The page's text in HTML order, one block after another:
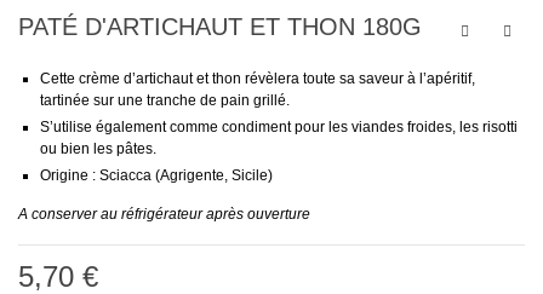
PATÉ D'ARTICHAUT ET THON 180G
Cette crème d’artichaut et thon révèlera toute sa saveur à l’apéritif,
tartinée sur une tranche de pain grillé.
S’utilise également comme condiment pour les viandes froides, les risotti
ou bien les pâtes.
Origine : Sciacca (Agrigente, Sicile)
A conserver au réfrigérateur après ouverture
5,70 €